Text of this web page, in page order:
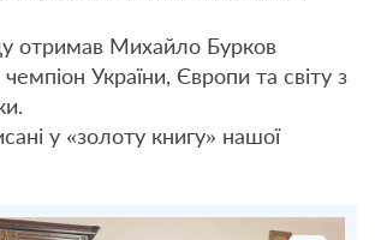
отримав Михайло Бурков
України, Європи та світу з
у «золоту книгу» нашої